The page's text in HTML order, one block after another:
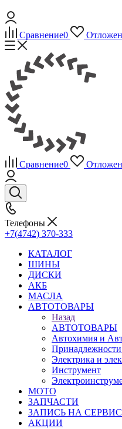
Сравнение0
Сравнение0
Телефоны
+7(4742) 370-333
КАТАЛОГ
ШИНЫ
ДИСКИ
АКБ
МАСЛА
АВТОТОВАРЫ
Назад
АВТОТОВАРЫ
Автохимия и
Электрика и
Инструмент
МОТО
ЗАПЧАСТИ
ЗАПИСЬ НА СЕРВИС
АКЦИИ